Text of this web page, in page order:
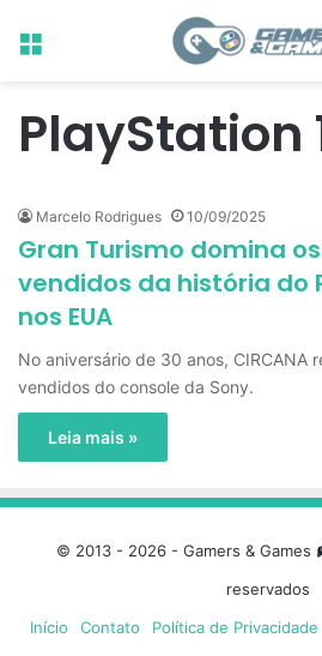
Menu
PlayStation
Marcelo Rodrigues 10/09/2025
Gran Turismo domina
vendidos da história do
nos EUA
No aniversário de 30 anos, CIRCANA
vendidos do console da Sony.
Leia mais »
© 2013 - 2026 - Gamers & Games
reservados
Início
Contato Política de Privacidade